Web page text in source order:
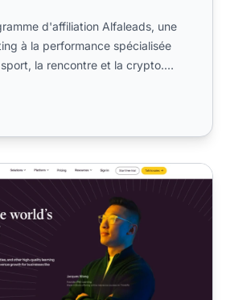
d'affiliation Alfaleads, une
à la performance spécialisée
la rencontre et la crypto.
Thinkific